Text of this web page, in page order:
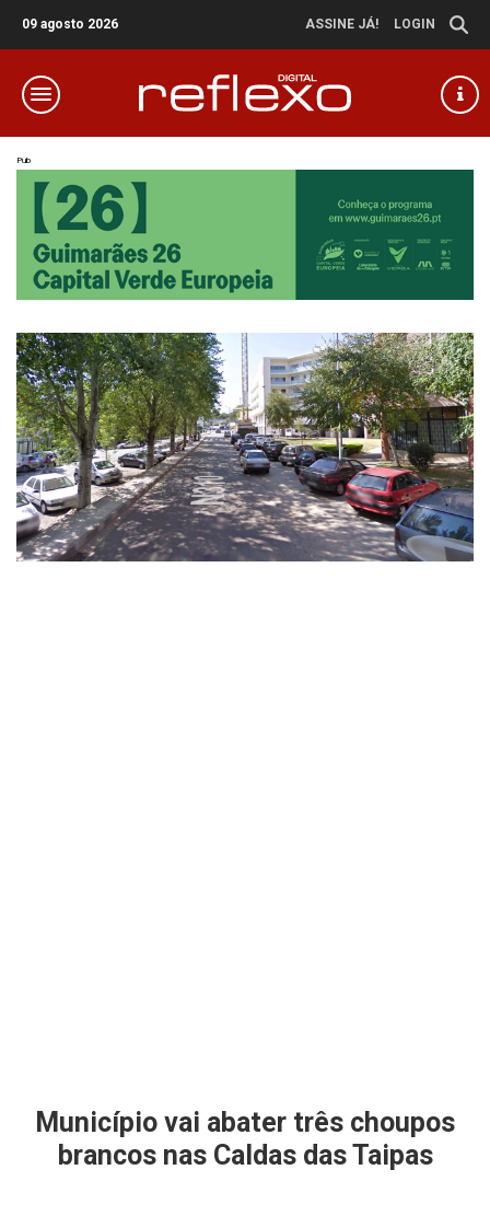
09 agosto 2026 ASSINE JÁ! LOGIN
Pub
Município vai abater três choupos
brancos nas Caldas das Taipas